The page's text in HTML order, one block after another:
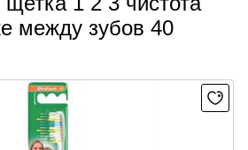
между зубов 40